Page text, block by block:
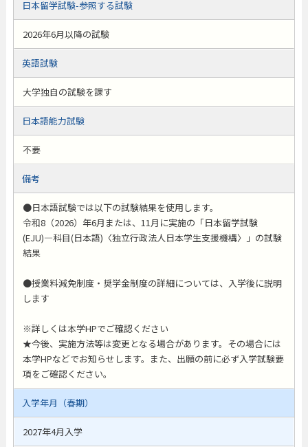
日本留学試験-参照する試験
2026年6月以降の試験
英語試験
大学独自の試験を課す
日本語能力試験
不要
備考
●日本語試験では以下の試験結果を使用します。
令和8（2026）年6月または、11月に実施の「日本留学試験
(EJU)―科目(日本語)〈独立行政法人日本学生支援機構〉」の試験
結果
●授業料減免制度・奨学金制度の詳細については、入学後に説明
します
※詳しくは本学HPでご確認ください
★今後、実施方法等は変更となる場合があります。その場合には
本学HPなどでお知らせします。また、出願の前に必ず入学試験要
項をご確認ください。
入学年月（春期）
2027年4月入学